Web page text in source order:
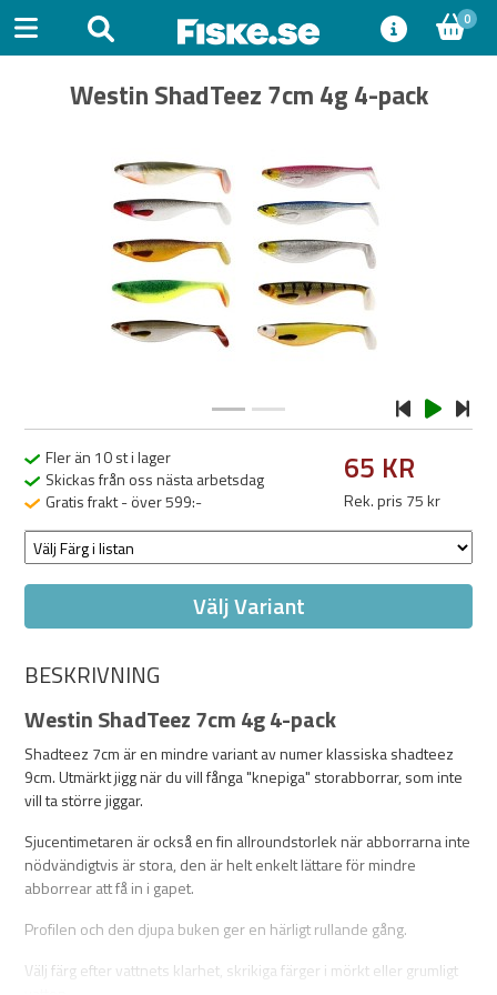
0
Westin ShadTeez 7cm 4g 4-pack
Fler än 10 st i lager
Skickas från oss nästa arbetsdag
Gratis frakt - över 599:-
65 KR
Rek. pris 75 kr
Välj Variant
BESKRIVNING
Westin ShadTeez 7cm 4g 4-pack
Shadteez 7cm är en mindre variant av numer klassiska shadteez
9cm. Utmärkt jigg när du vill fånga "knepiga" storabborrar, som inte
vill ta större jiggar.
Sjucentimetaren är också en fin allroundstorlek när abborrarna inte
nödvändigtvis är stora, den är helt enkelt lättare för mindre
abborrear att få in i gapet.
Profilen och den djupa buken ger en härligt rullande gång.
Välj färg efter vattnets klarhet, skrikiga färger i mörkt eller grumligt